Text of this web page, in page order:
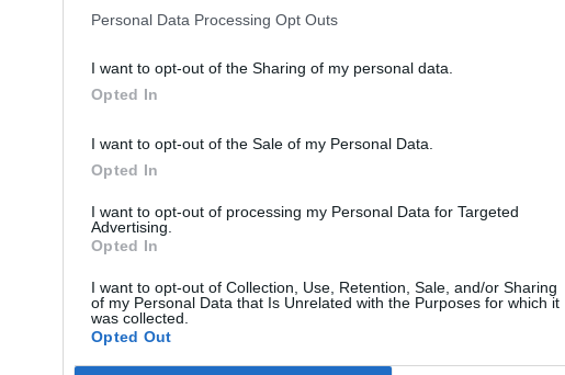
Personal Data Processing Opt Outs
I want to opt-out of the Sharing of my personal data.
Opted In
I want to opt-out of the Sale of my Personal Data.
Opted In
I want to opt-out of processing my Personal Data for Targeted
Advertising.
Opted In
I want to opt-out of Collection, Use, Retention, Sale, and/or Sharing
of my Personal Data that Is Unrelated with the Purposes for which it
was collected.
Opted Out